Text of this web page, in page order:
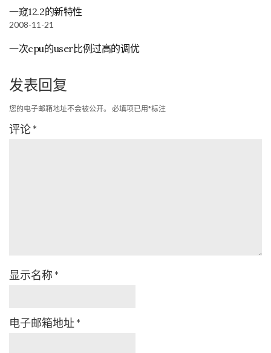
一窥12.2的新特性
2008-11-21
一次cpu的user比例过高的调优
发表回复
您的电子邮箱地址不会被公开。 必填项已用*标注
评论*
显示名称 *
电子邮箱地址 *